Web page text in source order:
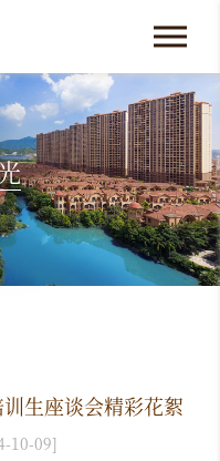
生座谈会精彩花絮
10-09]